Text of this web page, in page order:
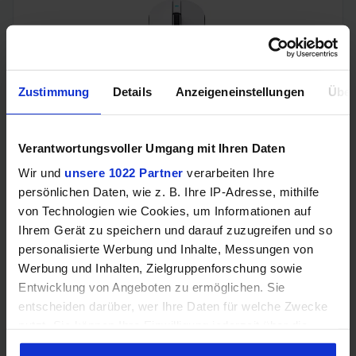
Zustimmung Details Anzeigeneinstellungen
Verantwortungsvoller Umgang mit Ihren Daten
Wir und unsere 1022 Partner verarbeiten Ihre
persönlichen Daten, wie z. B. Ihre IP-Adresse, mithilfe
von Technologien wie Cookies, um Informationen auf
Ihrem Gerät zu speichern und darauf zuzugreifen und so
personalisierte Werbung und Inhalte, Messungen von
Werbung und Inhalten, Zielgruppenforschung sowie
Entwicklung von Angeboten zu ermöglichen. Sie
entscheiden darüber, wer Ihre Daten für welche Zwecke
Cookie-Erklärung oder durch Klicken auf das Privacy
ATTACK SHARK X8PLUS (5 Tasten, PixArt PAW 3395 PRO,
700IPS, 500mAh Akku, Huano 100M Switches, 55g)